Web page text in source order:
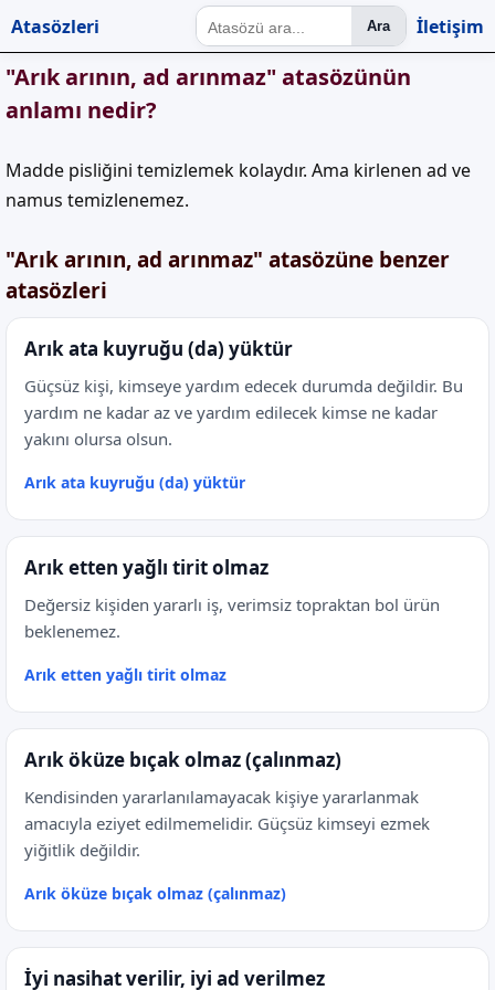
Atasözleri Ara İletişim
"Arık arının, ad arınmaz" atasözünün
anlamı nedir?
Madde pisliğini temizlemek kolaydır. Ama kirlenen ad ve
namus temizlenemez.
"Arık arının, ad arınmaz" atasözüne benzer
atasözleri
Arık ata kuyruğu (da) yüktür
Güçsüz kişi, kimseye yardım edecek durumda değildir. Bu
yardım ne kadar az ve yardım edilecek kimse ne kadar
yakını olursa olsun.
Arık ata kuyruğu (da) yüktür
Arık etten yağlı tirit olmaz
Değersiz kişiden yararlı iş, verimsiz topraktan bol ürün
beklenemez.
Arık etten yağlı tirit olmaz
Arık öküze bıçak olmaz (çalınmaz)
Kendisinden yararlanılamayacak kişiye yararlanmak
amacıyla eziyet edilmemelidir. Güçsüz kimseyi ezmek
yiğitlik değildir.
Arık öküze bıçak olmaz (çalınmaz)
İyi nasihat verilir, iyi ad verilmez